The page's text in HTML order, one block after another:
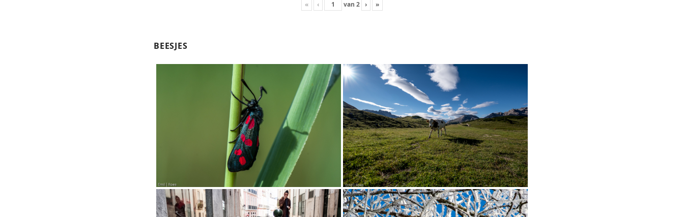
« ‹ van 2 › »
BEESJES